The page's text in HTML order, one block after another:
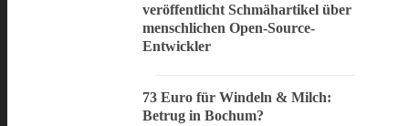
veröffentlicht Schmähartikel über
menschlichen Open-Source-
Entwickler
73 Euro für Windeln & Milch:
Betrug in Bochum?